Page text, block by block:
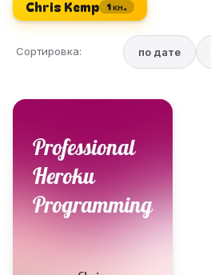
Chris Kemp 1 кн.
Сортировка: по дате